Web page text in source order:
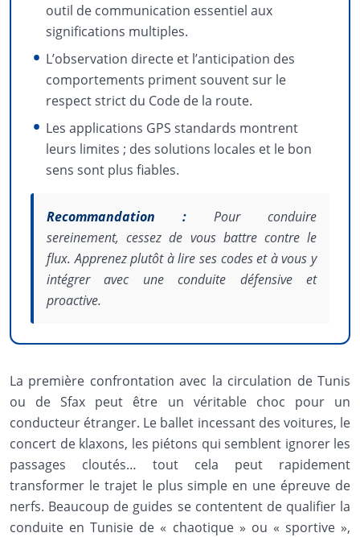
outil de communication essentiel aux
significations multiples.
L’observation directe et l’anticipation des
comportements priment souvent sur le
respect strict du Code de la route.
Les applications GPS standards montrent
leurs limites ; des solutions locales et le bon
sens sont plus fiables.
Recommandation : Pour conduire
sereinement, cessez de vous battre contre le
flux. Apprenez plutôt à lire ses codes et à vous y
intégrer avec une conduite défensive et
proactive.
La première confrontation avec la circulation de Tunis
ou de Sfax peut être un véritable choc pour un
conducteur étranger. Le ballet incessant des voitures, le
concert de klaxons, les piétons qui semblent ignorer les
passages cloutés… tout cela peut rapidement
transformer le trajet le plus simple en une épreuve de
nerfs. Beaucoup de guides se contentent de qualifier la
conduite en Tunisie de « chaotique » ou « sportive »,